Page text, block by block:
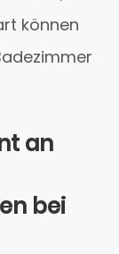
können
an
bei